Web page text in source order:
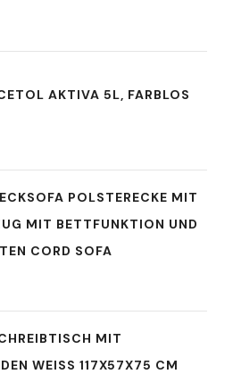
AKTIVA 5L, FARBLOS
POLSTERECKE MIT
MIT BETTFUNKTION UND
CORD SOFA
MIT
WEISS 117X57X75 CM A